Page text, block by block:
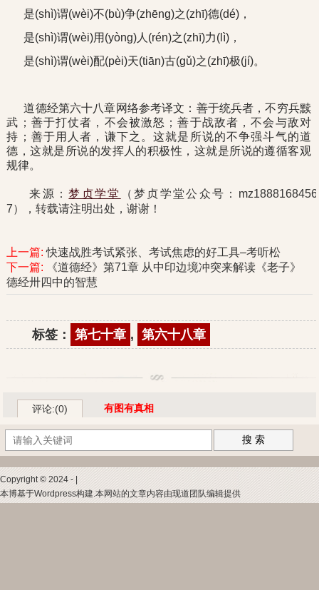
是(shì)谓(wèi)不(bù)争(zhēng)之(zhī)德(dé)，
是(shì)谓(wèi)用(yòng)人(rén)之(zhī)力(lì)，
是(shì)谓(wèi)配(pèi)天(tiān)古(gǔ)之(zhī)极(jí)。
道德经第六十八章网络参考译文：善于统兵者，不穷兵黩
武；善于打仗者，不会被激怒；善于战敌者，不会与敌对
持；善于用人者，谦下之。这就是所说的不争强斗气的道
德，这就是所说的发挥人的积极性，这就是所说的遵循客观
规律。
来源：梦贞学堂
（梦贞学堂公众号：mz1888168456
7），转载请注明出处，谢谢！
上一篇:快速战胜考试紧张、考试焦虑的好工具–考听松
下一篇:
《道德经》第71章 从中印边境冲突来解读《老子》
德经卅四中的智慧
标签： 第七十章 , 第六十八章
评论:(0) 有图有真相
搜 索
Copyright © 2024 - |
本博基于Wordpress构建.本网站的文章内容由现道团队编辑提供